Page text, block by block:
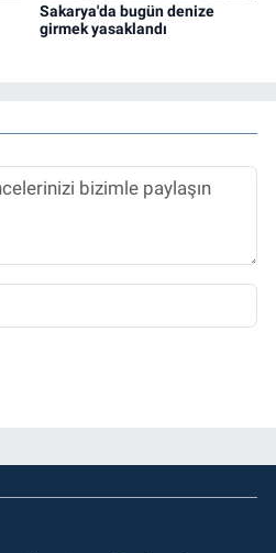
Sakarya'da bugün denize
girmek yasaklandı